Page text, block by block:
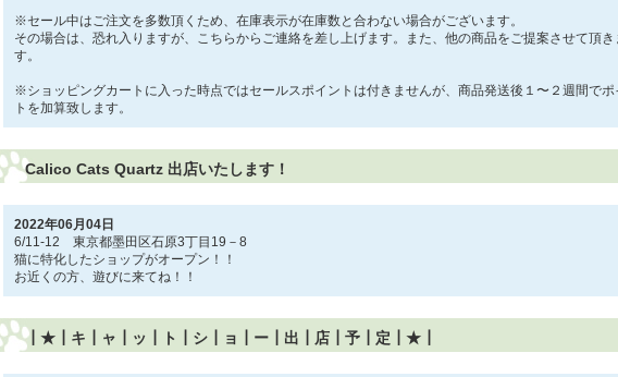
※セール中はご注文を多数頂くため、在庫表示が在庫数と合わない場合がございます。
その場合は、恐れ入りますが、こちらからご連絡を差し上げます。また、他の商品をご提案させて頂き
す。
※ショッピングカートに入った時点ではセールスポイントは付きませんが、商品発送後１〜２週間でポ
トを加算致します。
Calico Cats Quartz 出店いたします！
2022年06月04日
6/11-12 東京都墨田区石原3丁目19－8
猫に特化したショップがオープン！！
お近くの方、遊びに来てね！！
┃★┃キ┃ャ┃ッ┃ト┃シ┃ョ┃ー┃出┃店┃予┃定┃★┃